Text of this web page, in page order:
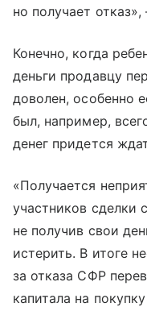
но получает
Конечно, когда
деньги продавцу
доволен, особенно
был, например,
денег придется
«Получается
участников
не получив свои
истерить. В итоге
за отказа СФР
капитала на